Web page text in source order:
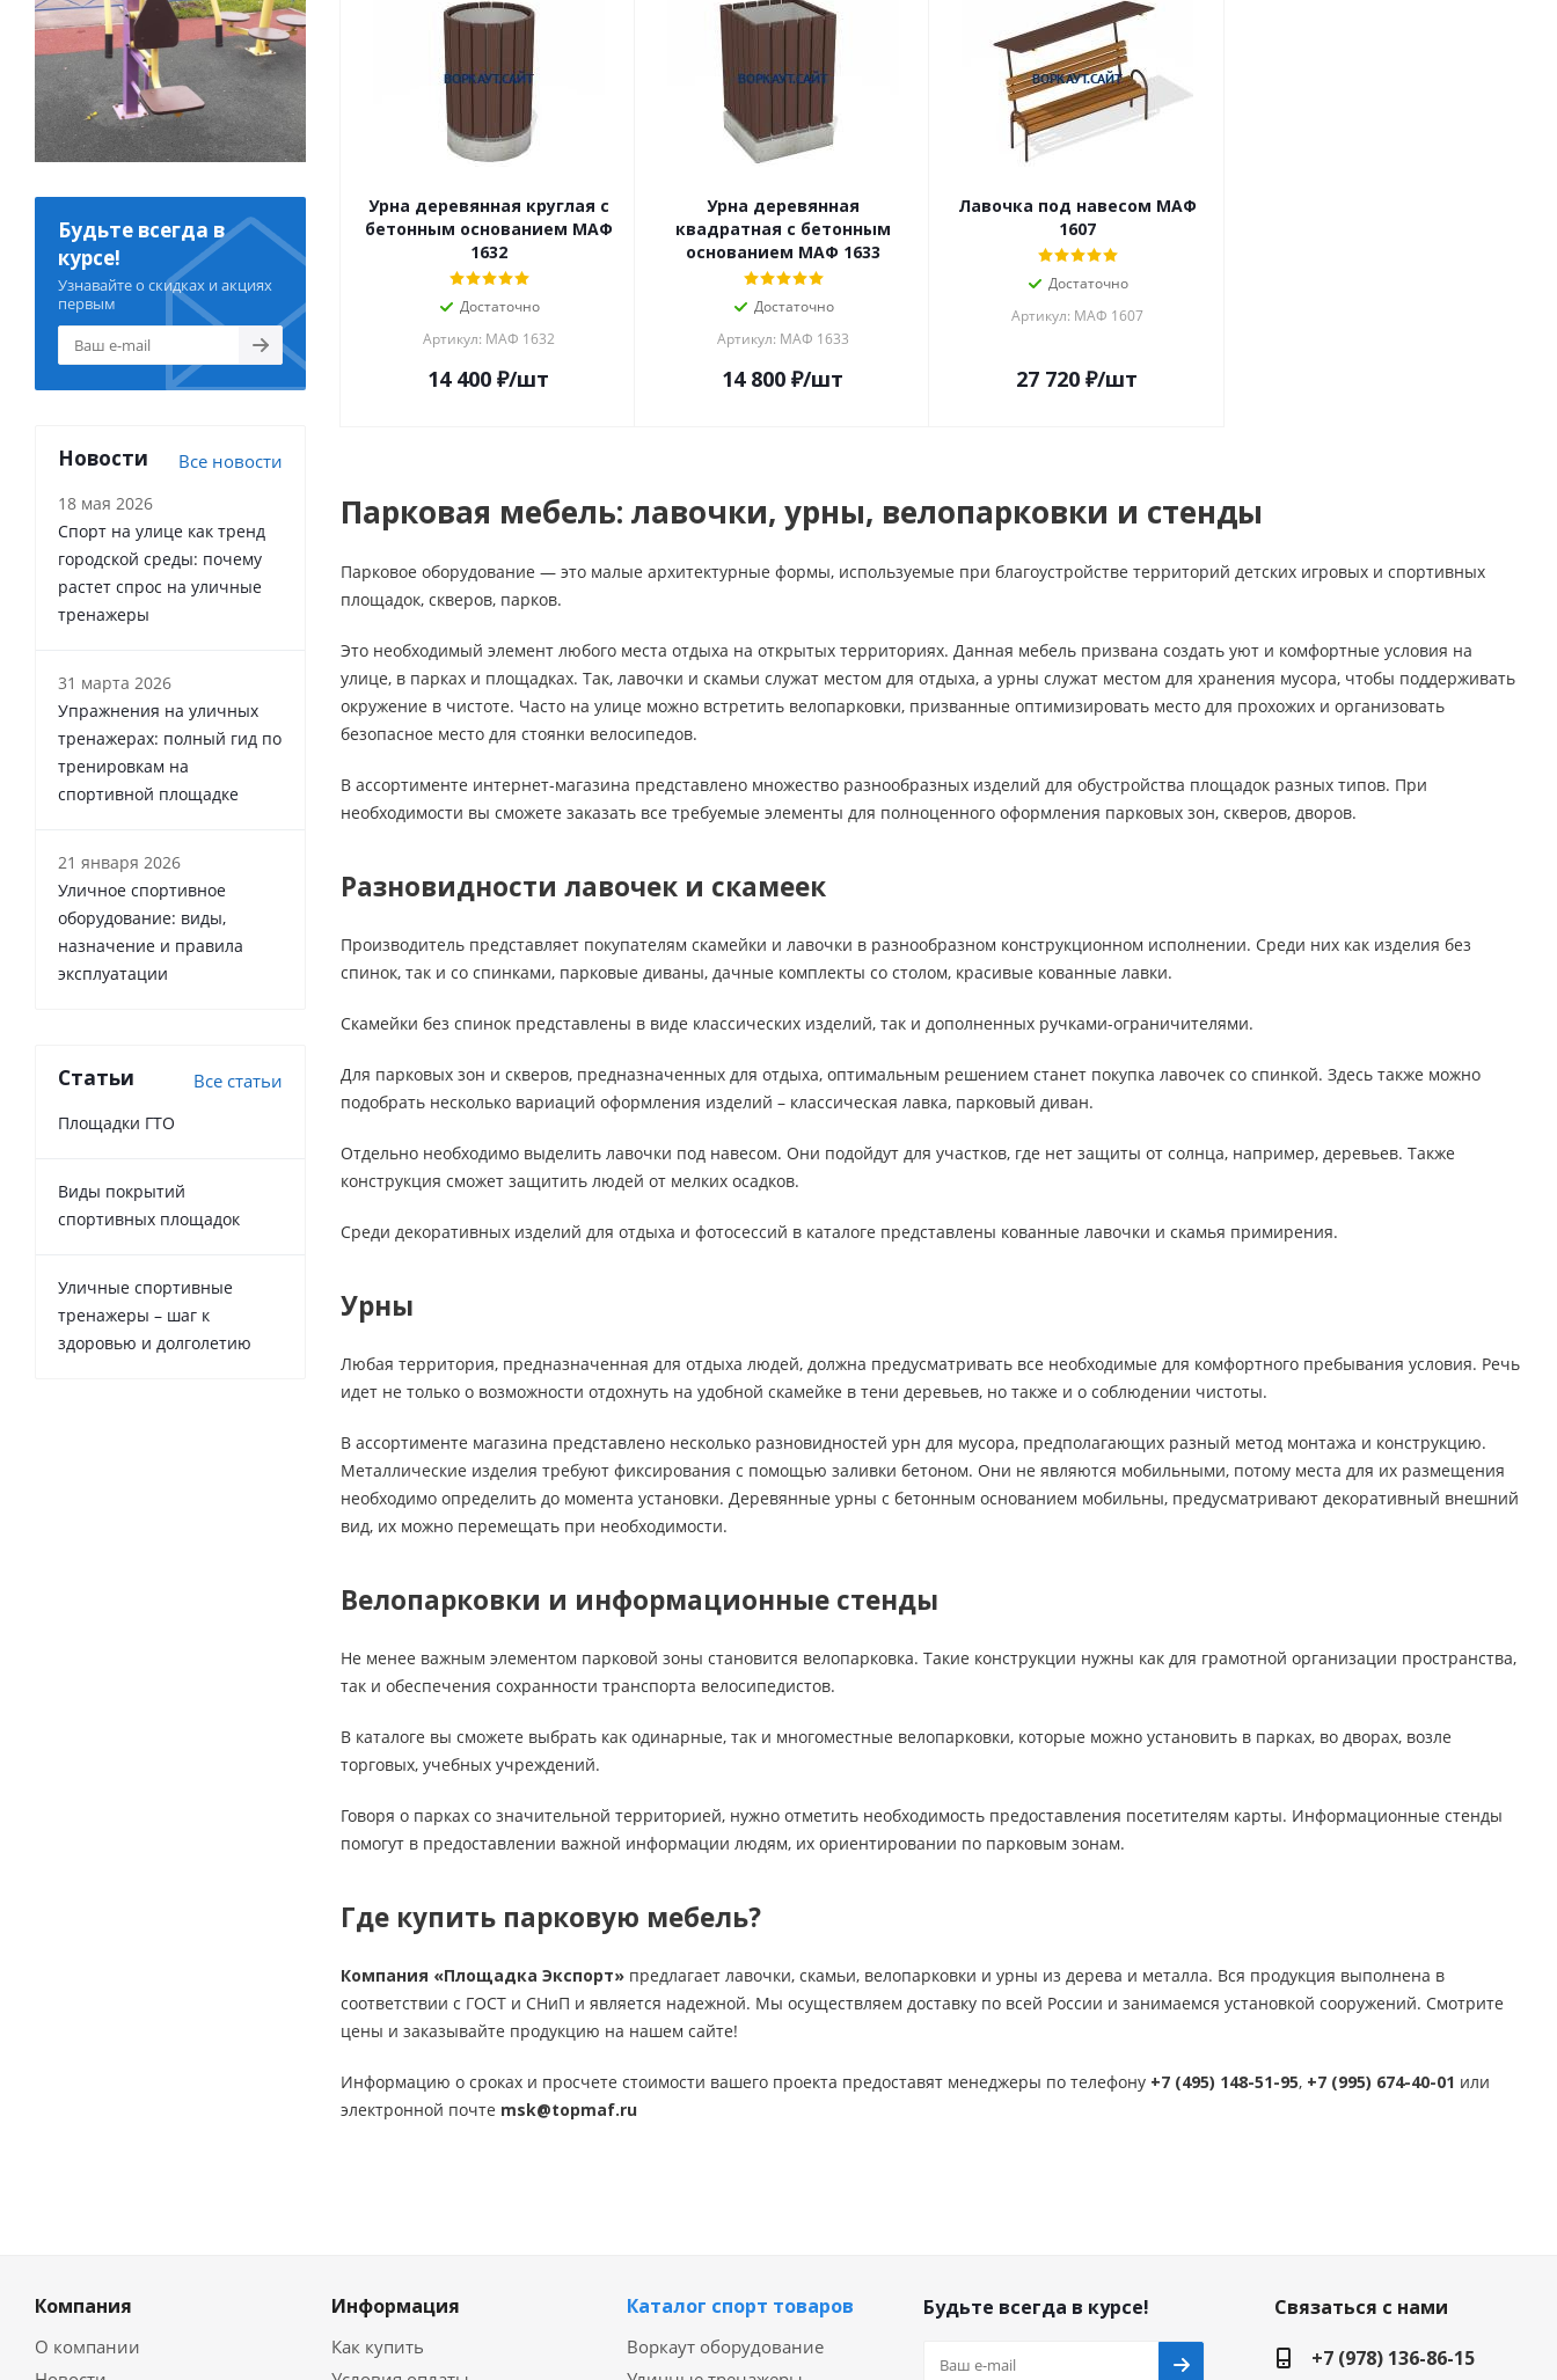
Урна деревянная круглая с
бетонным основанием МАФ
1632
Достаточно
Артикул: МАФ 1632
14 400 ₽/шт
Урна деревянная
квадратная с бетонным
основанием МАФ 1633
Достаточно
Артикул: МАФ 1633
14 800 ₽/шт
Лавочка под навесом МАФ
1607
Достаточно
Артикул: МАФ 1607
27 720 ₽/шт
Парковая мебель: лавочки, урны, велопарковки и стенды
Парковое оборудование — это малые архитектурные формы, используемые при благоустройстве территорий детских игровых и спортивных
площадок, скверов, парков.
Это необходимый элемент любого места отдыха на открытых территориях. Данная мебель призвана создать уют и комфортные условия на
улице, в парках и площадках. Так, лавочки и скамьи служат местом для отдыха, а урны служат местом для хранения мусора, чтобы поддерживать
окружение в чистоте. Часто на улице можно встретить велопарковки, призванные оптимизировать место для прохожих и организовать
безопасное место для стоянки велосипедов.
В ассортименте интернет-магазина представлено множество разнообразных изделий для обустройства площадок разных типов. При
необходимости вы сможете заказать все требуемые элементы для полноценного оформления парковых зон, скверов, дворов.
Разновидности лавочек и скамеек
Производитель представляет покупателям скамейки и лавочки в разнообразном конструкционном исполнении. Среди них как изделия без
спинок, так и со спинками, парковые диваны, дачные комплекты со столом, красивые кованные лавки.
Скамейки без спинок представлены в виде классических изделий, так и дополненных ручками-ограничителями.
Для парковых зон и скверов, предназначенных для отдыха, оптимальным решением станет покупка лавочек со спинкой. Здесь также можно
подобрать несколько вариаций оформления изделий – классическая лавка, парковый диван.
Отдельно необходимо выделить лавочки под навесом. Они подойдут для участков, где нет защиты от солнца, например, деревьев. Также
конструкция сможет защитить людей от мелких осадков.
Среди декоративных изделий для отдыха и фотосессий в каталоге представлены кованные лавочки и скамья примирения.
Урны
Любая территория, предназначенная для отдыха людей, должна предусматривать все необходимые для комфортного пребывания условия. Речь
идет не только о возможности отдохнуть на удобной скамейке в тени деревьев, но также и о соблюдении чистоты.
В ассортименте магазина представлено несколько разновидностей урн для мусора, предполагающих разный метод монтажа и конструкцию.
Металлические изделия требуют фиксирования с помощью заливки бетоном. Они не являются мобильными, потому места для их размещения
необходимо определить до момента установки. Деревянные урны с бетонным основанием мобильны, предусматривают декоративный внешний
вид, их можно перемещать при необходимости.
Велопарковки и информационные стенды
Не менее важным элементом парковой зоны становится велопарковка. Такие конструкции нужны как для грамотной организации пространства,
так и обеспечения сохранности транспорта велосипедистов.
В каталоге вы сможете выбрать как одинарные, так и многоместные велопарковки, которые можно установить в парках, во дворах, возле
торговых, учебных учреждений.
Говоря о парках со значительной территорией, нужно отметить необходимость предоставления посетителям карты. Информационные стенды
помогут в предоставлении важной информации людям, их ориентировании по парковым зонам.
Где купить парковую мебель?
Компания «Площадка Экспорт» предлагает лавочки, скамьи, велопарковки и урны из дерева и металла. Вся продукция выполнена в
соответствии с ГОСТ и СНиП и является надежной. Мы осуществляем доставку по всей России и занимаемся установкой сооружений. Смотрите
цены и заказывайте продукцию на нашем сайте!
Информацию о сроках и просчете стоимости вашего проекта предоставят менеджеры по телефону +7 (495) 148-51-95, +7 (995) 674-40-01 или
электронной почте msk@topmaf.ru
Будьте всегда в
курсе!
Узнавайте о скидках и акциях
первым
Новости Все новости
18 мая 2026
Спорт на улице как тренд
городской среды: почему
растет спрос на уличные
тренажеры
31 марта 2026
Упражнения на уличных
тренажерах: полный гид по
тренировкам на
спортивной площадке
21 января 2026
Уличное спортивное
оборудование: виды,
назначение и правила
эксплуатации
Статьи Все статьи
Площадки ГТО
Виды покрытий
спортивных площадок
Уличные спортивные
тренажеры – шаг к
здоровью и долголетию
Компания
О компании
Информация
Как купить
Каталог спорт товаров
Воркаут оборудование
Будьте всегда в курсе!
Связаться с нами
+7 (978) 136-86-15